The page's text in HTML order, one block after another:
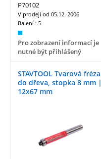
P70102
V prodeji od 05.12. 2006
Balení : 5
Pro zobrazení informací je
nutné být přihlášený
STAVTOOL Tvarová fréza
do dřeva, stopka 8 mm |
12x67 mm